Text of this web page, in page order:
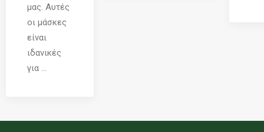
μας. Αυτές
οι μάσκες
είναι
ιδανικές
για ...